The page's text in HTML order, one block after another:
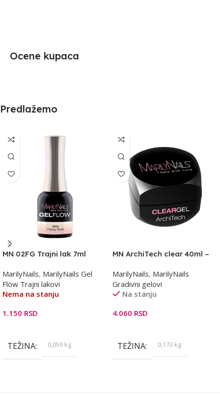
Ocene kupaca
Predlažemo
MN 02FG Trajni lak 7ml
MarilyNails, MarilyNails Gel
Flow Trajni lakovi
Nema na stanju
1.150 RSD
TEŽINA 0,059 kg
MN ArchiTech clear 40ml –
MarilyNails, MarilyNails
Gradivni gelovi
Na stanju
4.060 RSD
TEŽINA 0,173 kg